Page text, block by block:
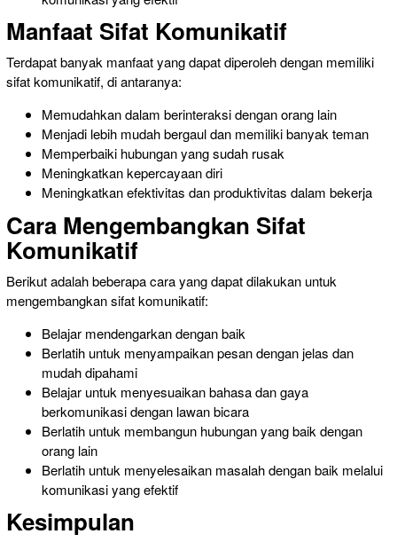
Manfaat Sifat Komunikatif
Terdapat banyak manfaat yang dapat diperoleh dengan memiliki
sifat komunikatif, di antaranya:
Memudahkan dalam berinteraksi dengan orang lain
Menjadi lebih mudah bergaul dan memiliki banyak teman
Memperbaiki hubungan yang sudah rusak
Meningkatkan kepercayaan diri
Meningkatkan efektivitas dan produktivitas dalam bekerja
Cara Mengembangkan Sifat
Komunikatif
Berikut adalah beberapa cara yang dapat dilakukan untuk
mengembangkan sifat komunikatif:
Belajar mendengarkan dengan baik
Berlatih untuk menyampaikan pesan dengan jelas dan
mudah dipahami
Belajar untuk menyesuaikan bahasa dan gaya
berkomunikasi dengan lawan bicara
Berlatih untuk membangun hubungan yangbaik dengan
orang lain
Berlatih untuk menyelesaikan masalah dengan baik melalui
komunikasiyang efektif
Kesimpulan